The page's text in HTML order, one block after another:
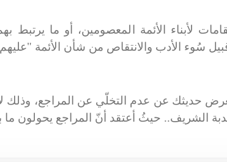
بِمقامات لأبناء الأئمة المعصومين، أو ما
سُوء الأدب والانتقاص من شأن الأئمة
في معرض حديثك عن عدم التخلّي عن المراجع،
الشريف.. حيثُ أعتقد أنّ المراجع يحولون ما